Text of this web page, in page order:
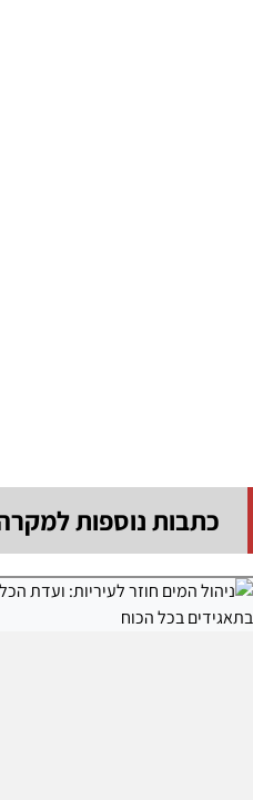
כתבות נוספות